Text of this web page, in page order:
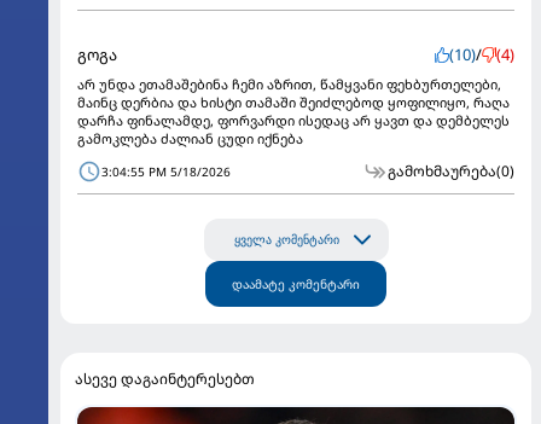
გოგა (10)/ (4)
არ უნდა ეთამაშებინა ჩემი აზრით, წამყვანი ფეხბურთელები,
მაინც დერბია და ხისტი თამაში შეიძლებოდ ყოფილიყო, რაღა
დარჩა ფინალამდე, ფორვარდი ისედაც არ ყავთ და დემბელეს
გამოკლება ძალიან ცუდი იქნება
3:04:55 PM 5/18/2026 გამოხმაურება(0)
ყველა კომენტარი
დაამატე კომენტარი
ასევე დაგაინტერესებთ